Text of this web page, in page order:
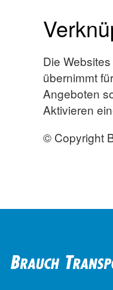
Die
übernimmt
Angeboten
Aktivieren
© Copyright